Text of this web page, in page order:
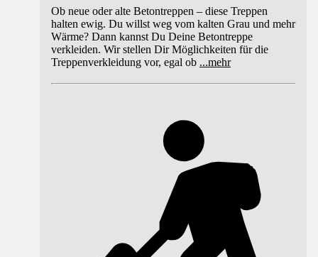
Ob neue oder alte Betontreppen – diese Treppen
halten ewig. Du willst weg vom kalten Grau und mehr
Wärme? Dann kannst Du Deine Betontreppe
verkleiden. Wir stellen Dir Möglichkeiten für die
Treppenverkleidung vor, egal ob ...mehr